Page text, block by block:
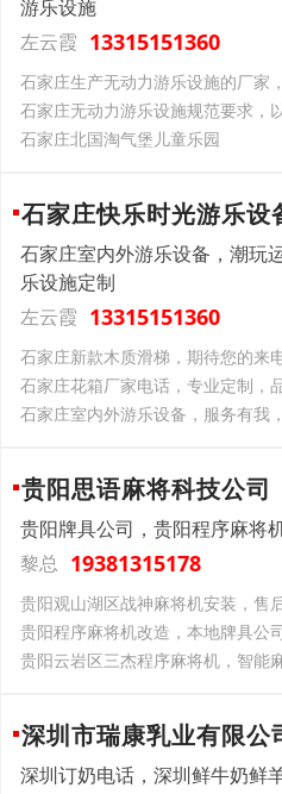
游乐设施
左云霞 13315151360
石家庄生产无动力游乐设施的厂家
石家庄无动力游乐设施规范要求，
石家庄北国淘气堡儿童乐园
石家庄快乐时光游乐设
石家庄室内外游乐设备，潮玩
乐设施定制
左云霞 13315151360
石家庄新款木质滑梯，期待您的来
石家庄花箱厂家电话，专业定制，
石家庄室内外游乐设备，服务有我
贵阳思语麻将科技公司
贵阳牌具公司，贵阳程序麻将
黎总 19381315178
贵阳观山湖区战神麻将机安装，售
贵阳程序麻将机改造，本地牌具公
贵阳云岩区三杰程序麻将机，智能
深圳市瑞康乳业有限公
深圳订奶电话，深圳鲜牛奶鲜